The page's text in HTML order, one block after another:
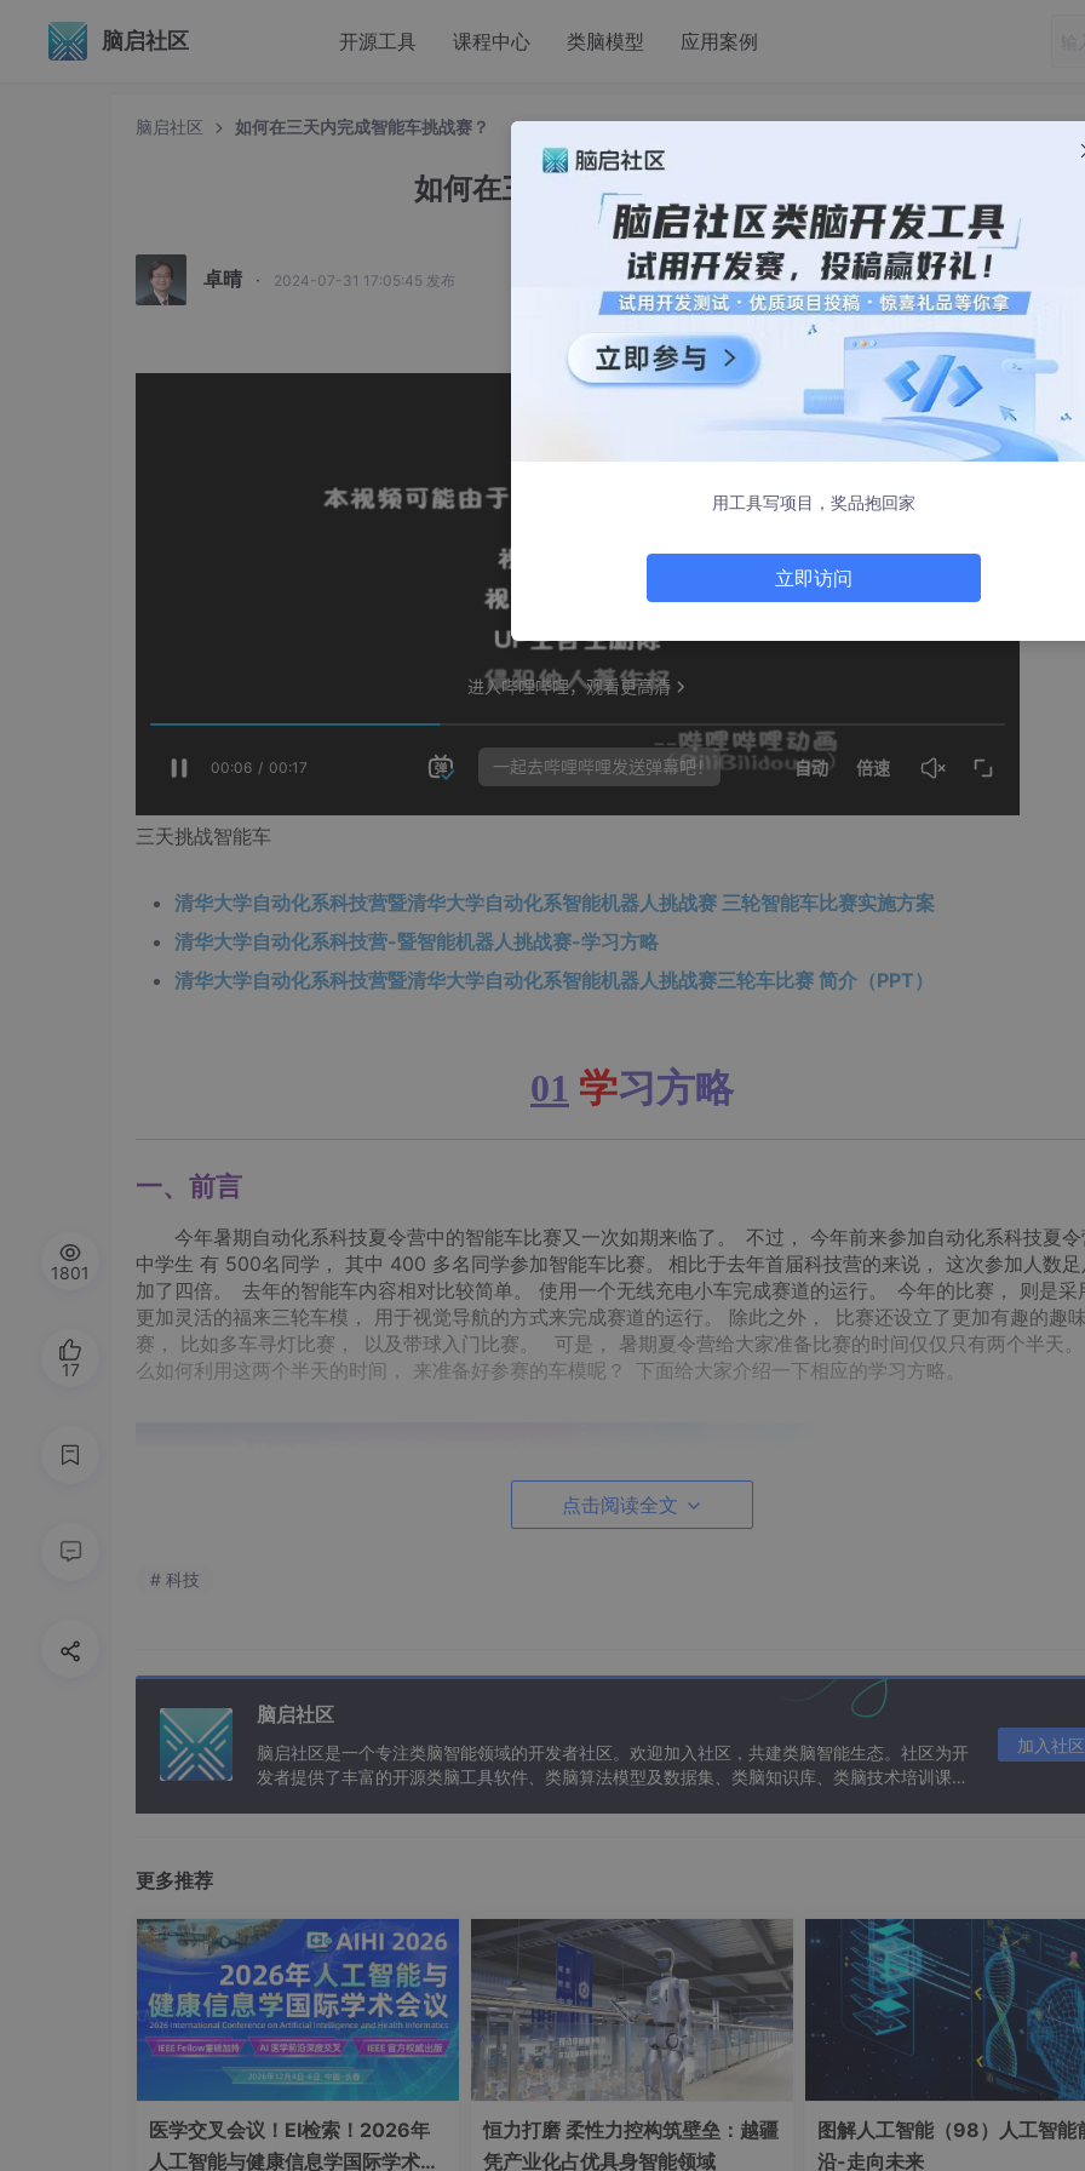
脑启社区 开源工具 课程中心 类脑模型 应用案例
脑启社区 如何在三天内完成智能车挑战赛？
如何在三天内完成智能车挑战赛？
卓晴 · 2024-07-31 17:05:45 发布
三天挑战智能车
清华大学自动化系科技营暨清华大学自动化系智能机器人挑战赛 三轮智能车比赛实施方案
清华大学自动化系科技营-暨智能机器人挑战赛-学习方略
清华大学自动化系科技营暨清华大学自动化系智能机器人挑战赛三轮车比赛 简介（PPT）
01 学习方略
一、前言
今年暑期自动化系科技夏令营中的智能车比赛又一次如期来临了。 不过， 今年前来参加自动化系科技夏令
中学生 有 500名同学， 其中 400 多名同学参加智能车比赛。 相比于去年首届科技营的来说， 这次参加人数
加了四倍。 去年的智能车内容相对比较简单。 使用一个无线充电小车完成赛道的运行。 今年的比赛， 则是采
更加灵活的福来三轮车模， 用于视觉导航的方式来完成赛道的运行。 除此之外， 比赛还设立了更加有趣的趣
赛， 比如多车寻灯比赛， 以及带球入门比赛。 可是， 暑期夏令营给大家准备比赛的时间仅仅只有两个半天
么如何利用这两个半天的时间， 来准备好参赛的车模呢？ 下面给大家介绍一下相应的学习方略。
点击阅读全文
# 科技
脑启社区
脑启社区是一个专注类脑智能领域的开发者社区。欢迎加入社区，共建类脑智能生态。社区为开
发者提供了丰富的开源类脑工具软件、类脑算法模型及数据集、类脑知识库、类脑技术培训课程
加入社区
更多推荐
医学交叉会议！EI检索！2026年
人工智能与健康信息学国际学术会
恒力打磨 柔性力控构筑壁垒：越疆
凭产业化占优具身智能领域
图解人工智能（98）人工智能
沿-走向未来
1801
17
用工具写项目，奖品抱回家
立即访问